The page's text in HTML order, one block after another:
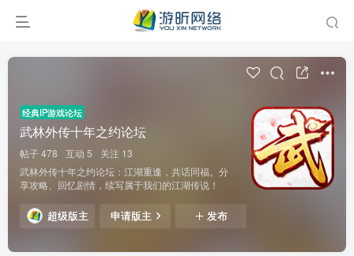
经典IP游戏论坛
武林外传十年之约论坛
帖子 478 互动 5
关注 13
武林外传十年之约论坛：江湖重逢，共话同福。分
享攻略、回忆剧情，续写属于我们的江湖传说！
超级版主 申请版主 发布